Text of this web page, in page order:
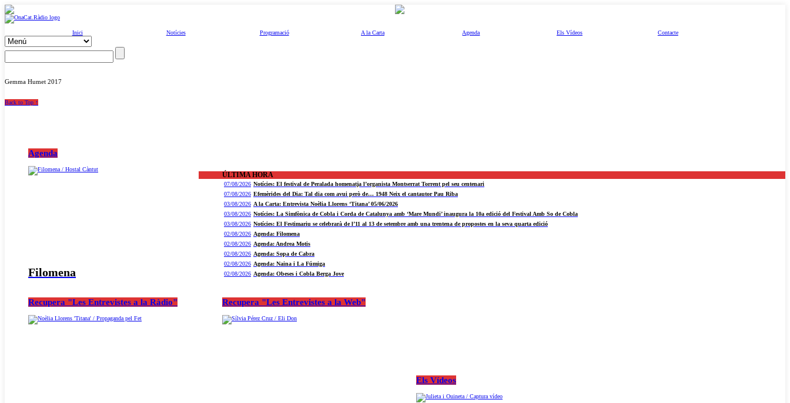
Inici Notícies Programació A la Carta Agenda Els Vídeos Contacte
Gemma Humet 2017
Back to Top ↑
Agenda
Filomena
ÚLTIMA HORA
07/08/2026 Notícies: El festival de Peralada homenatja l’organista Montserrat Torrent pel seu centenari
07/08/2026 Efemèrides del Dia: Tal dia com avui però de… 1948 Neix el cantautor Pau Riba
03/08/2026 A la Carta: Entrevista Noèlia Llorens ‘Titana’ 05/06/2026
03/08/2026 Notícies: La Simfònica de Cobla i Corda de Catalunya amb ‘Mare Mundi’ inaugura la 10a edició del Festival Amb So de Cobla
03/08/2026 Notícies: El Festimariu se celebrarà de l’11 al 13 de setembre amb una trentena de propostes en la seva quarta edició
02/08/2026 Agenda: Filomena
02/08/2026 Agenda: Andrea Motis
02/08/2026 Agenda: Sopa de Cabra
02/08/2026 Agenda: Naina i La Fúmiga
02/08/2026 Agenda: Obeses i Cobla Berga Jove
Recupera "Les Entrevistes a la Ràdio" Recupera "Les Entrevistes a la Web"
Els Vídeos